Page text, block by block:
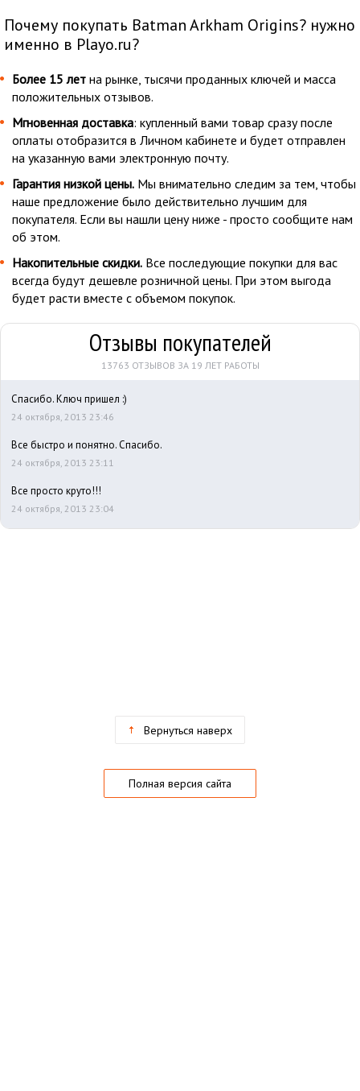
Почему покупать Batman Arkham Origins? нужно
именно в Playo.ru?
Более 15 лет на рынке, тысячи проданных ключей и масса
положительных отзывов.
Мгновенная доставка: купленный вами товар сразу после
оплаты отобразится в Личном кабинете и будет отправлен
на указанную вами электронную почту.
Гарантия низкой цены. Мы внимательно следим за тем, чтобы
наше предложение было действительно лучшим для
покупателя. Если вы нашли цену ниже - просто сообщите нам
об этом.
Накопительные скидки. Все последующие покупки для вас
всегда будут дешевле розничной цены. При этом выгода
будет расти вместе с объемом покупок.
Отзывы покупателей
13763 ОТЗЫВОВ ЗА 19 ЛЕТ РАБОТЫ
Спасибо. Ключ пришел :)
24 октября, 2013 23:46
Все быстро и понятно. Спасибо.
24 октября, 2013 23:11
Все просто круто!!!
24 октября, 2013 23:04
Вернуться наверх
Полная версия сайта